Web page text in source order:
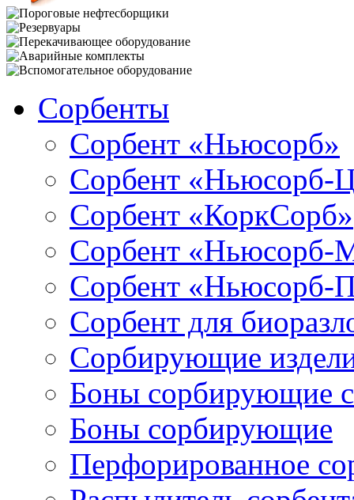
Сорбенты
Сорбент «Ньюсорб»
Сорбент «Ньюсорб-
Сорбент «КоркСорб»
Сорбент «Ньюсорб-
Сорбент «Ньюсорб-
Сорбент для
Сорбирующие
Боны сорбирующие
Боны сорбирующие
Перфорированное